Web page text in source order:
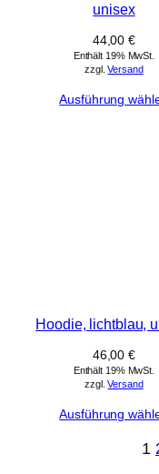
unisex
44,00€
Enthält 19% MwSt.
zzgl.Versand
Ausführung
Hoodie, lichtblau,
46,00€
Enthält 19% MwSt.
zzgl.Versand
Ausführung
1